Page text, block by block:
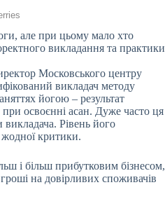
але при цьому мало хто
викладання та практики
Московського центру
викладач методу
йогою – результат
освоєнні асан. Дуже часто ця
викладача. Рівень його
критики.
і більш прибутковим бізнесом,
на довірливих споживачів